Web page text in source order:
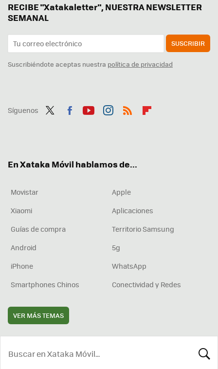
RECIBE "Xatakaletter", NUESTRA NEWSLETTER
SEMANAL
SUSCRIBIR
Suscribiéndote aceptas nuestra política de privacidad
Síguenos
En Xataka Móvil hablamos de...
Movistar
Apple
Xiaomi
Aplicaciones
Guías de compra
Territorio Samsung
Android
5g
iPhone
WhatsApp
Smartphones Chinos
Conectividad y Redes
VER MÁS TEMAS